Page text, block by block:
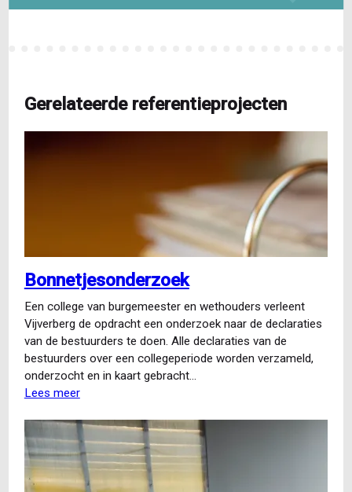
Gerelateerde referentieprojecten
Bonnetjesonderzoek
Een college van burgemeester en wethouders verleent
Vijverberg de opdracht een onderzoek naar de declaraties
van de bestuurders te doen. Alle declaraties van de
bestuurders over een collegeperiode worden verzameld,
onderzocht en in kaart gebracht…
Lees meerover